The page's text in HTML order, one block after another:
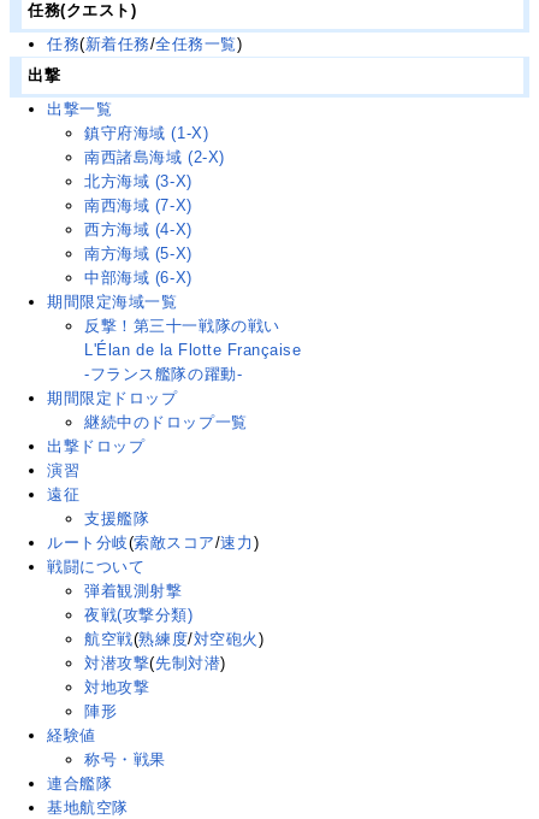
任務(クエスト)
任務(新着任務/全任務一覧)
出撃
出撃一覧
鎮守府海域 (1-X)
南西諸島海域 (2-X)
北方海域 (3-X)
南西海域 (7-X)
西方海域 (4-X)
南方海域 (5-X)
中部海域 (6-X)
期間限定海域一覧
反撃！第三十一戦隊の戦い
L'Élan de la Flotte Française
-フランス艦隊の躍動-
期間限定ドロップ
継続中のドロップ一覧
出撃ドロップ
演習
遠征
支援艦隊
ルート分岐(索敵スコア/速力 )
戦闘について
弾着観測射撃
夜戦(攻撃分類)
航空戦(熟練度/対空砲火 )
対潜攻撃(先制対潜)
対地攻撃
陣形
経験値
称号・戦果
連合艦隊
基地航空隊